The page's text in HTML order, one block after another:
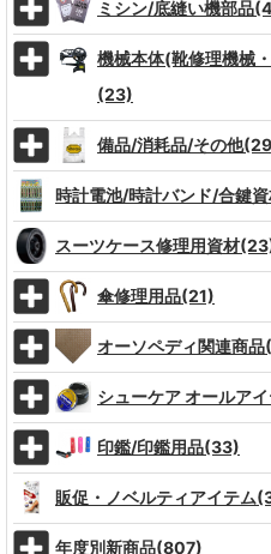
ミシン/底縫い機部品
機械本体(靴修理機械
(23)
備品/消耗品/その他
時計電池/時計バンド/合鍵
スーツケース修理用資材
傘修理用品(21)
オーソペディ関連商
シューケア オールア
印鑑/印鑑用品(33)
販促・ノベルティアイテム
年度別新商品(807)